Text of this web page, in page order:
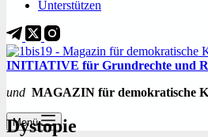
Unterstützen
INITIATIVE für Grundrechte und
und MAGAZIN für demokratische
Menü
Dystopie